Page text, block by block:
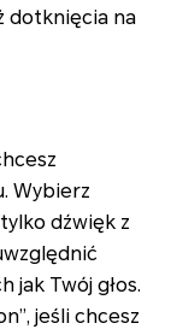
dotknięcia na
Wybierz
dźwięk z
jak Twój głos.
jeśli chcesz